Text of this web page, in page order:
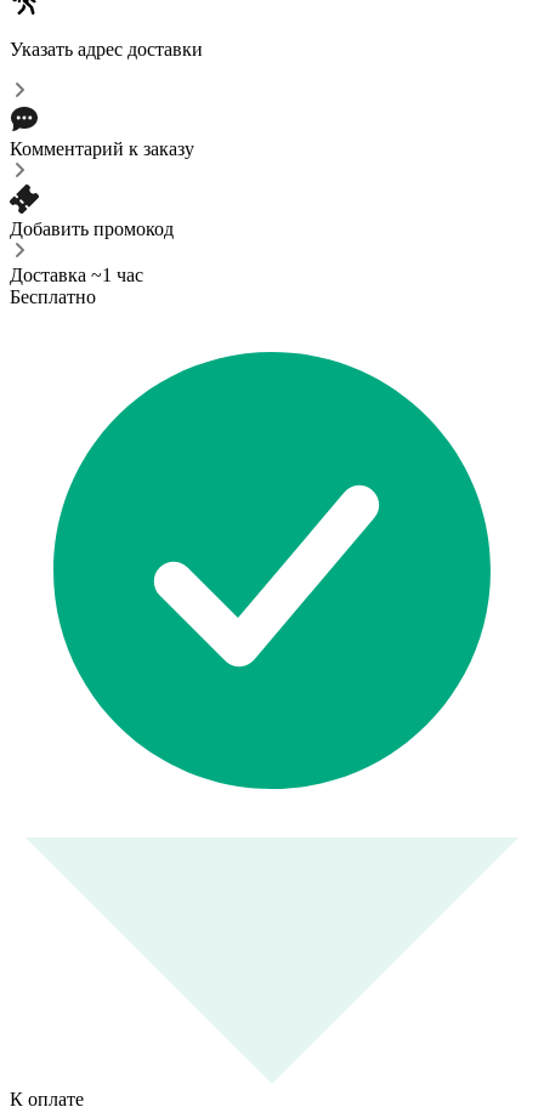
Указать адрес доставки
Комментарий к заказу
Добавить промокод
Доставка ~1 час
Бесплатно
К оплате